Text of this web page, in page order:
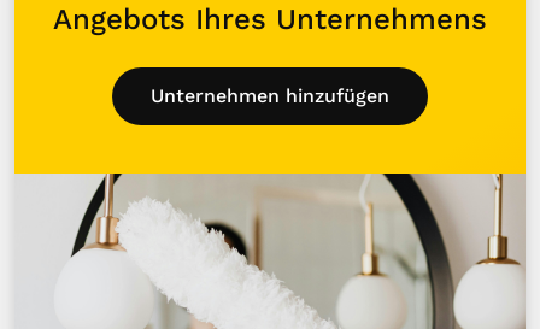
Angebots Ihres Unternehmens
Unternehmen hinzufügen